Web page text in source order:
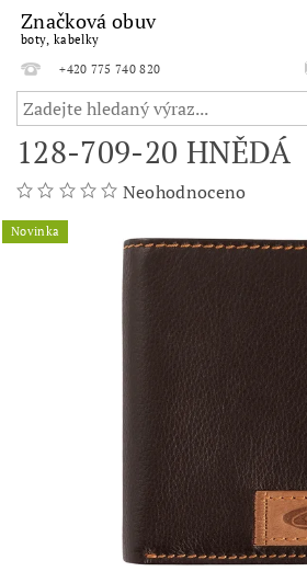
Značková obuv
boty, kabelky
+420 775 740 820
128-709-20 HNĚDÁ
Neohodnoceno
Novinka